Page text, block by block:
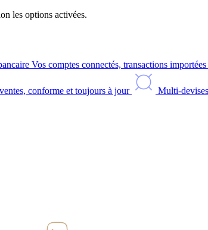
les options activées.
Vos comptes connectés, transactions
conforme et toujours à jour Multi-devises